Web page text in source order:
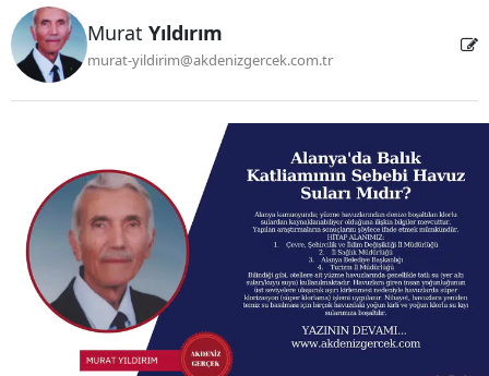
Murat Yıldırım
murat-yildirim@akdenizgercek.com.tr